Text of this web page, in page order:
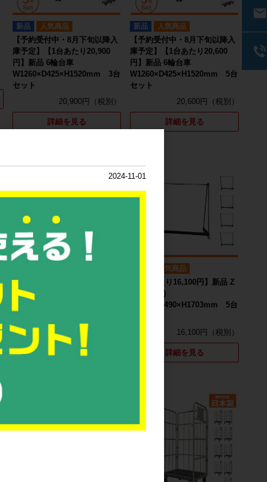
新品 人気商品
【予約受付中・8月下旬以降入
庫予定】【1台あたり20,900
円】新品 6輪台車
W1260×D425×H1520mm 3台
セット
20,900円
詳細を見る
新品 人気商品
【予約受付中・8月下旬以降入
庫予定】【1台あたり20,600
円】新品 6輪台車
W1260×D425×H1520mm 5台
セット
20,600円
詳細を見る
【1台あたり16,400円】新品 Z
ラック(黒)
W1500×D490×H1703mm 3台
16,400円
詳細を見る
人気商品
【1台あたり16,100円】新品 Z
ラック(黒)
W1500×D490×H1703mm 5台
16,100円
詳細を見る
2024-11-01